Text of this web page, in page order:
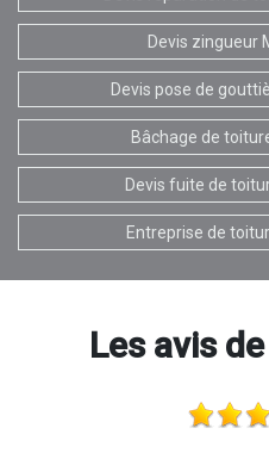
Devis zingueur
Devis pose de
Bâchage de
Devis fuite de
Entreprise de
Les avis